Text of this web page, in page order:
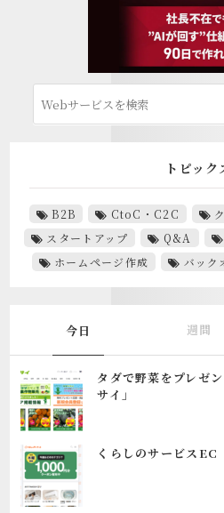
トピック
B2B CtoC・C2C
スタートアップ
Q&A
ホームページ作成
バック
今日 週間
タダで野菜をプレゼ
サイ」
くらしのサービスEC